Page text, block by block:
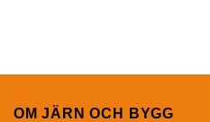
OM JÄRN OCH BYGG